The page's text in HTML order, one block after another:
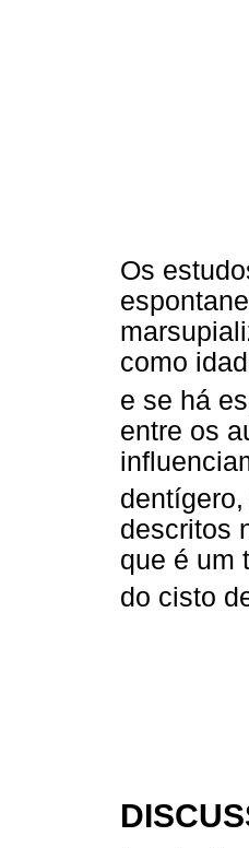
Os
como
e se há
entre os
descritos
que é um
do cisto